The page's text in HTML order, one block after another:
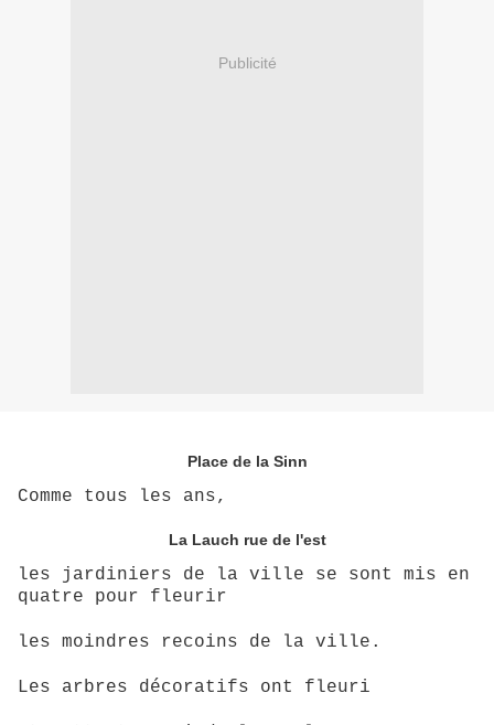
Publicité
Place de la Sinn
Comme tous les ans,
La Lauch rue de l'est
les jardiniers de la ville
se sont mis en
quatre pour fleurir
les moindres recoins de la ville.
Les arbres décoratifs ont fleuri